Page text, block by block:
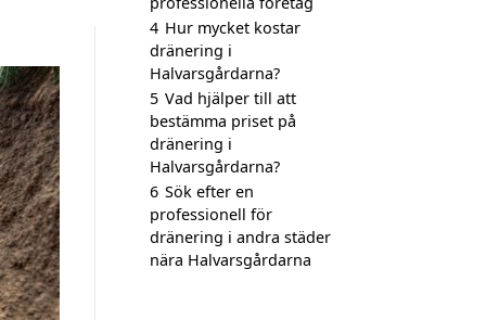
4 Hur mycket kostar
dränering i
Halvarsgårdarna?
5 Vad hjälper till att
bestämma priset på
dränering i
Halvarsgårdarna?
6 Sök efter en
professionell för
dränering i andra städer
nära Halvarsgårdarna